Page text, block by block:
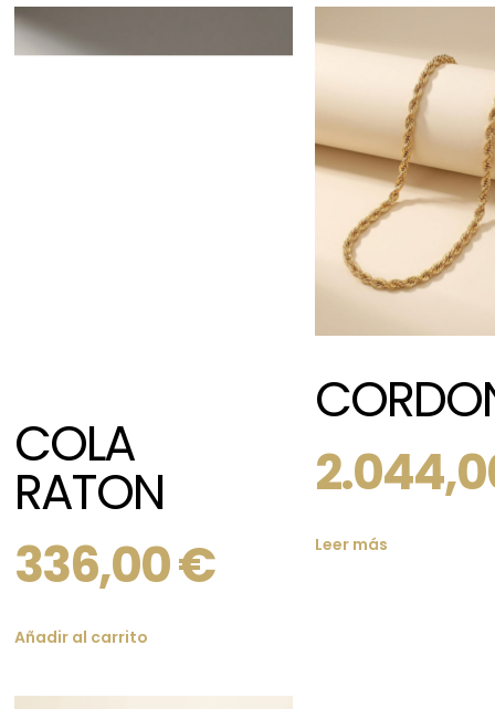
COLA
RATON
336,00€
Añadir al carrito
Leer más